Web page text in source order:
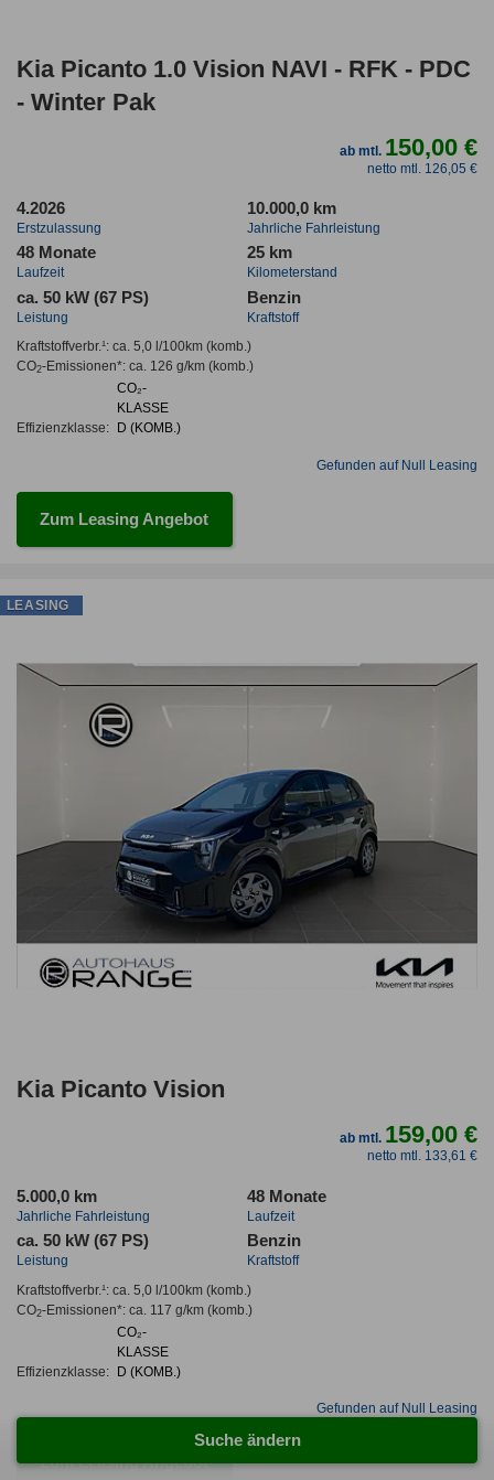
Kia Picanto 1.0 Vision NAVI - RFK - PDC
- Winter Pak
ab mtl. 150,00 €
netto mtl. 126,05 €
4.2026
Erstzulassung
10.000,0 km
Jahrliche Fahrleistung
48 Monate
Laufzeit
25 km
Kilometerstand
ca. 50 kW (67 PS)
Leistung
Benzin
Kraftstoff
Kraftstoffverbr.¹: ca. 5,0 l/100km(komb.)
CO2-Emissionen*: ca. 126 g/km(komb.)
Effizienzklasse:
CO₂-
KLASSE
D (KOMB.)
Gefunden auf Null Leasing
Zum Leasing Angebot
Kia Picanto Vision
ab mtl. 159,00 €
netto mtl. 133,61 €
5.000,0 km
Jahrliche Fahrleistung
48 Monate
Laufzeit
ca. 50 kW (67 PS)
Leistung
Benzin
Kraftstoff
Kraftstoffverbr.¹: ca. 5,0 l/100km(komb.)
CO2-Emissionen*: ca. 117 g/km(komb.)
Effizienzklasse:
CO₂-
KLASSE
D (KOMB.)
Gefunden auf Null Leasing
Zum Leasing Angebot
LEASING
Suche ändern